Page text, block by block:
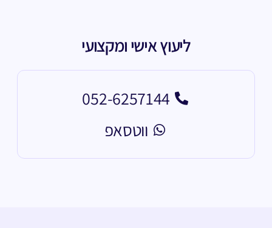
ליעוץ אישי ומקצועי
052-6257144
ווטסאפ